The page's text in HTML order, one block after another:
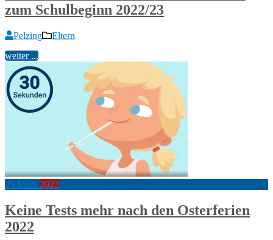
zum Schulbeginn 2022/23
Pelzing
Eltern
weiter ...
25 März 2022
Keine Tests mehr nach den Osterferien
2022